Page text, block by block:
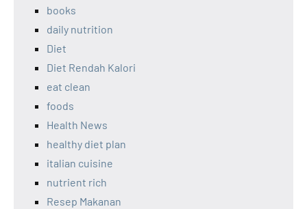
books
daily nutrition
Diet
Diet Rendah Kalori
eat clean
foods
Health News
healthy diet plan
italian cuisine
nutrient rich
Resep Makanan